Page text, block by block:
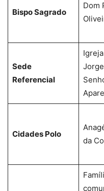
Bispo Sagrado
Dom
Sede
Referencial
Cidades Polo
da